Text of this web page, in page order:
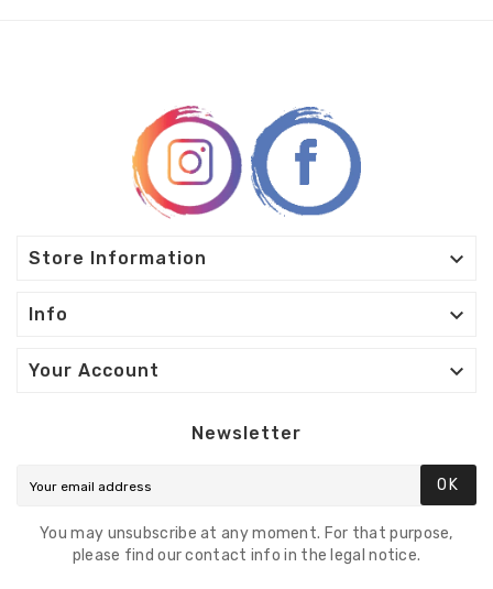
Store Information 
Info 
Your Account 
Newsletter
OK
You may unsubscribe at any moment. For that purpose,
please find our contact info in the legal notice.